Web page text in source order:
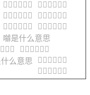
𡄿是什么意思
𡅀是什么意思
𡅂是什么意思
𡅃是什么意思
𡅆是什么意思
𡅇是什么意思
𡅈是什么意思
意思
𡅌是什么意思
么意思
𡅐是什么意思
𡅑是什么意思